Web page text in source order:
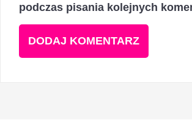
podczas pisania kolejnych